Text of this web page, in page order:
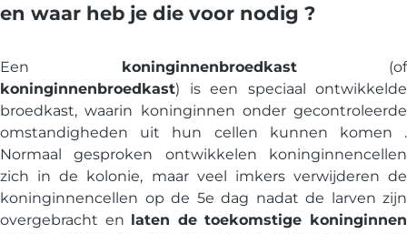
en waar heb je die voor nodig ?
Een koninginnenbroedkast(of
koninginnenbroedkast) is een speciaal ontwikkelde
broedkast, waarin koninginnen onder gecontroleerde
omstandigheden uit hun cellen kunnen komen .
Normaal gesproken ontwikkelen koninginnencellen
zich in de kolonie, maar veel imkers verwijderen de
koninginnencellen op de 5e dag nadat de larven zijn
overgebracht en laten de toekomstige koninginnen